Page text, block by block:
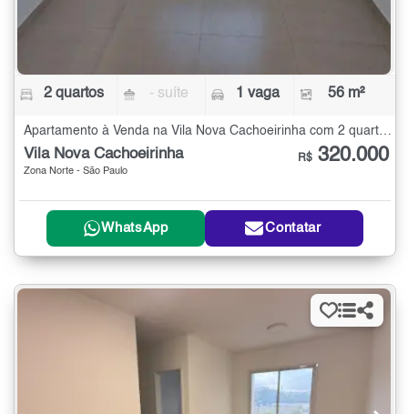
2 quartos - suíte 1 vaga 56 m²
Apartamento à Venda na Vila Nova Cachoeirinha com 2 quartos - 56 m²
Vila Nova Cachoeirinha
Zona Norte - São Paulo
R$ 320.000
WhatsApp Contatar